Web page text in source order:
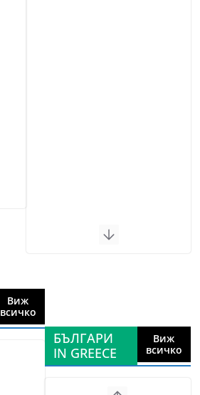
Виж
всичко
БЪЛГАРИ
IN GREECE
Виж
всичко